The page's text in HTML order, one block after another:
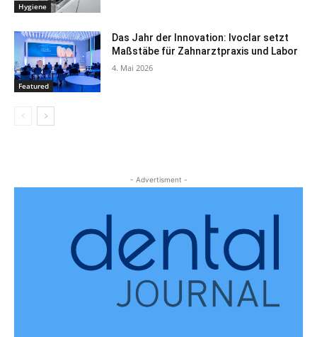
Hygiene
Featured
Das Jahr der Innovation: Ivoclar setzt
Maßstäbe für Zahnarztpraxis und Labor
4. Mai 2026
- Advertisment -